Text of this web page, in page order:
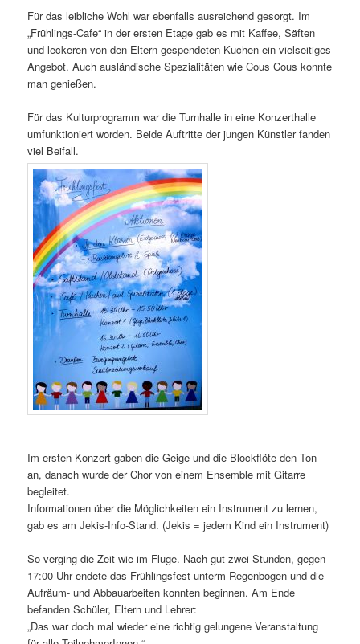
Für das leibliche Wohl war ebenfalls ausreichend gesorgt. Im
„Frühlings-Cafe“ in der ersten Etage gab es mit Kaffee, Säften
und leckeren von den Eltern gespendeten Kuchen ein vielseitiges
Angebot. Auch ausländische Spezialitäten wie Cous Cous konnte
man genießen.
Für das Kulturprogramm war die Turnhalle in eine Konzerthalle
umfunktioniert worden. Beide Auftritte der jungen Künstler fanden
viel Beifall.
Im ersten Konzert gaben die Geige und die Blockflöte den Ton
an, danach wurde der Chor von einem Ensemble mit Gitarre
begleitet.
Informationen über die Möglichkeiten ein Instrument zu lernen,
gab es am Jekis-Info-Stand. (Jekis = jedem Kind ein Instrument)
So verging die Zeit wie im Fluge. Nach gut zwei Stunden, gegen
17:00 Uhr endete das Frühlingsfest unterm Regenbogen und die
Aufräum- und Abbauarbeiten konnten beginnen. Am Ende
befanden Schüler, Eltern und Lehrer:
„Das war doch mal wieder eine richtig gelungene Veranstaltung